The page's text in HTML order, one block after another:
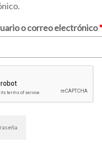
o correo electrónico*